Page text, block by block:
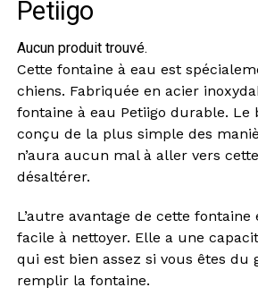
Petiigo
Aucun produit trouvé.
Cette fontaine à eau est
chiens. Fabriquée en acier
fontaine à eau Petiigo durable. Le
conçu de la plus simple des
n’aura aucun mal à aller vers
désaltérer.
L’autre avantage de cette fontaine
facile à nettoyer. Elle a une
qui est bien assez si vous êtes du
remplir la fontaine.